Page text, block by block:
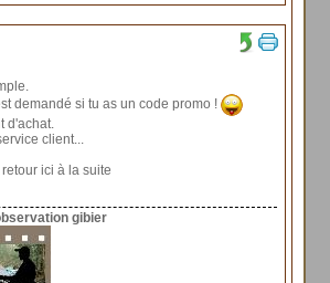
demandé si tu as un code promo !
d'achat.
client...
ici à la suite
gibier